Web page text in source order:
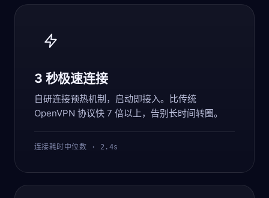
3 秒极速连接
自研连接预热机制，启动即接入。比传统
OpenVPN 协议快 7 倍以上，告别长时间转圈。
连接耗时中位数 · 2.4s